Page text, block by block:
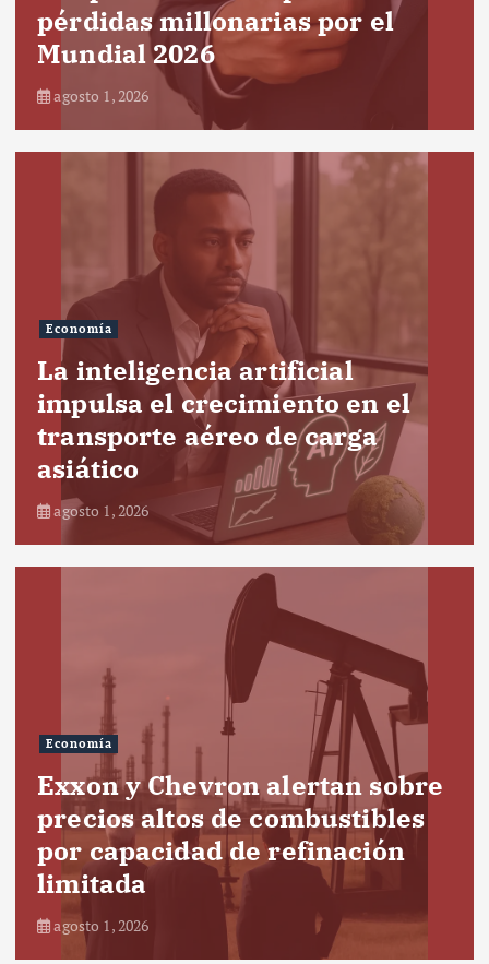
pérdidas millonarias por el
Mundial 2026
agosto 1, 2026
Economía
La inteligencia artificial
impulsa el crecimiento en el
transporte aéreo de carga
asiático
agosto 1, 2026
Economía
Exxon y Chevron alertan sobre
precios altos de combustibles
por capacidad de refinación
limitada
agosto 1, 2026